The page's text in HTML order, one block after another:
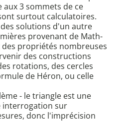
3 sommets de ce
surtout calculatoires.
solutions d'un autre
provenant de Math-
des propriétés nombreuses
des constructions
rotations, des cercles
de Héron, ou celle
- le triangle est une
interrogation sur
donc l'imprécision